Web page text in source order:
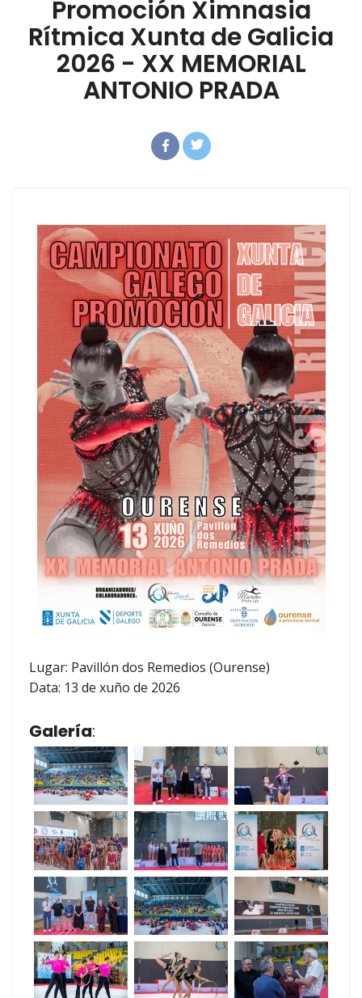
Eleccións
Memorias e
histórico
Resultados
Cursos
Novas
inscripcións
Outros
Identidade
corporativa
Promoción Ximnasia
Rítmica Xunta de Galicia
2026 - XX MEMORIAL
ANTONIO PRADA
Lugar: Pavillón dos Remedios (Ourense)
Data: 13 de xuño de 2026
Galería: